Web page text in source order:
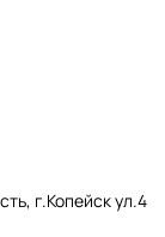
г.Копейск ул.4